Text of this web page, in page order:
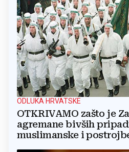
ODLUKA HRVATSKE
OTKRIVAMO zašto je
agremane bivših
muslimanske i